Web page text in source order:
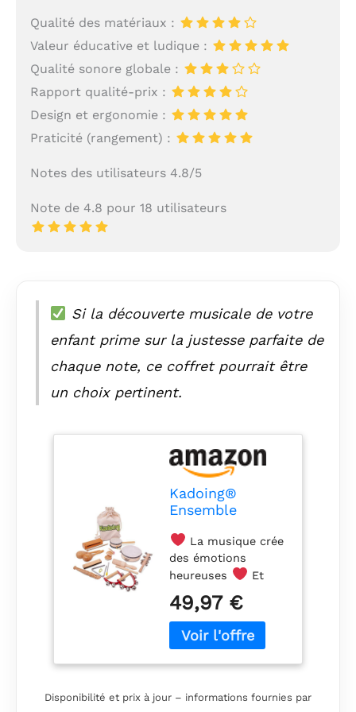
Qualité des matériaux :
Valeur éducative et ludique :
Qualité sonore globale :
Rapport qualité-prix :
Design et ergonomie :
Praticité (rangement) :
Notes des utilisateurs 4.8/5
Note de 4.8 pour 18 utilisateurs
Si la découverte musicale de votre
enfant prime sur la justesse parfaite de
chaque note, ce coffret pourrait être
un choix pertinent.
Kadoing®
Ensemble
de Musique en
Bois – 18 pièces
– Jouets
Montessori –
Jouets éducatifs
en Bois –
Instruments
pour Enfants –
La musique crée
des émotions
heureuses
Et
enfants ! La
musique les aide à
développer leur
enfant dès le plus
49,97 €
Disponibilité et prix à jour – informations fournies par